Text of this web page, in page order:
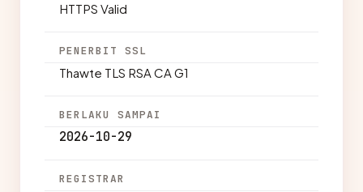
HTTPS Valid
PENERBIT SSL
Thawte TLS RSA CA G1
BERLAKU SAMPAI
2026-10-29
REGISTRAR